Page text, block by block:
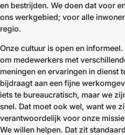
en bestrijden. We doen dat voor
ons werkgebied; voor alle
regio.
Onze cultuur is open en
om medewerkers met
meningen en ervaringen in dienst
bijdraagt aan een fijne
iets te bureaucratisch, maar we
snel. Dat moet ook wel, want we
verantwoordelijk voor onze
We willen helpen. Dat zit